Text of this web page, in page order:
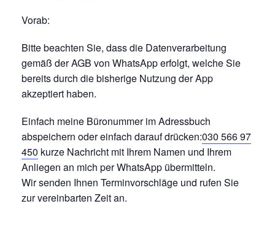
Vorab:
Bitte beachten Sie, dass die Datenverarbeitung
gemäß der AGB von WhatsApp erfolgt, welche Sie
bereits durch die bisherige Nutzung der App
akzeptiert haben.
Einfach meine Büronummer im Adressbuch
abspeichern oder einfach darauf drücken:030 566 97
450 kurze Nachricht mit Ihrem Namen und Ihrem
Anliegen an mich per WhatsApp übermitteln.
Wir senden Ihnen Terminvorschläge und rufen Sie
zur vereinbarten Zeit an.